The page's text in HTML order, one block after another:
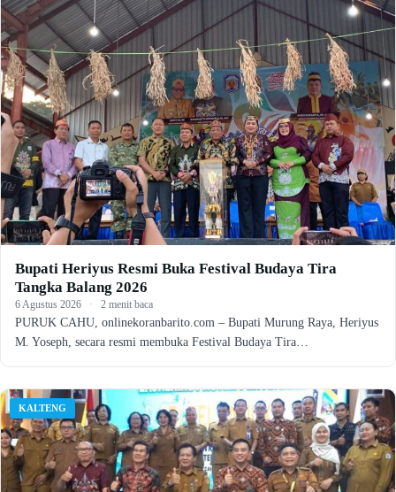
Bupati Heriyus Resmi Buka Festival Budaya Tira
Tangka Balang 2026
6 Agustus 2026 · 2 menit baca
PURUK CAHU, onlinekoranbarito.com – Bupati Murung Raya, Heriyus
M. Yoseph, secara resmi membuka Festival Budaya Tira…
KALTENG